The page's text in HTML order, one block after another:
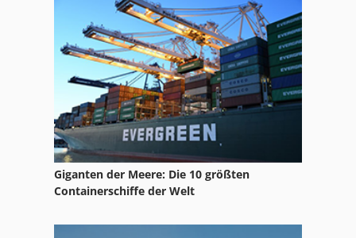
Kgs 1670
Mvh 5 1 4 B
Nc Fräsmaschine
Ng 200
Giganten der Meere: Die 10 größten
Containerschiffe der Welt